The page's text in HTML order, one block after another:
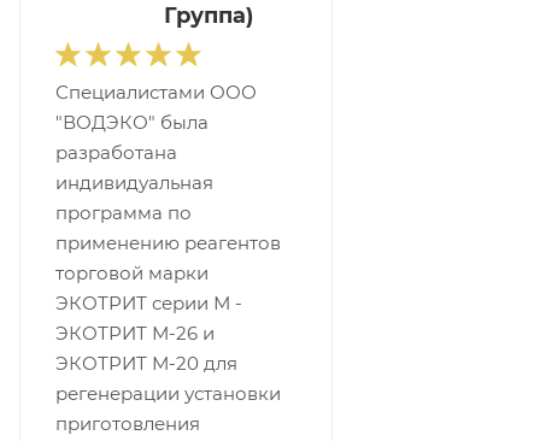
Группа)
Специалистами ООО
"ВОДЭКО" была
разработана
индивидуальная
программа по
применению реагентов
торговой марки
ЭКОТРИТ серии М -
ЭКОТРИТ М-26 и
ЭКОТРИТ М-20 для
регенерации установки
приготовления